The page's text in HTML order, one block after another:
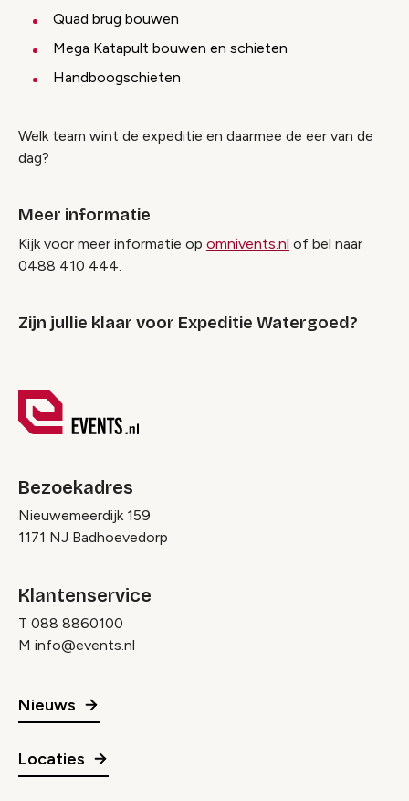
Quad brug bouwen
Mega Katapult bouwen en schieten
Handboogschieten
Welk team wint de expeditie en daarmee de eer van de
dag?
Meer informatie
Kijk voor meer informatie op omnivents.nl of bel naar
0488 410 444.
Zijn jullie klaar voor Expeditie Watergoed?
Bezoekadres
Nieuwemeerdijk 159
1171 NJ Badhoevedorp
Klantenservice
T 088 8860100
M info@events.nl
Nieuws
Locaties